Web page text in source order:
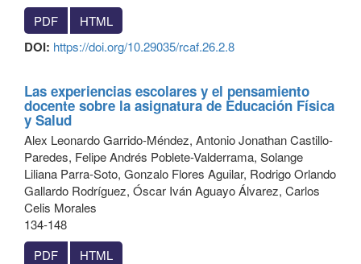
PDF
HTML
DOI: https://doi.org/10.29035/rcaf.26.2.8
Las experiencias escolares y el pensamiento
docente sobre la asignatura de Educación Física
y Salud
Alex Leonardo Garrido-Méndez, Antonio Jonathan Castillo-
Paredes, Felipe Andrés Poblete-Valderrama, Solange
Liliana Parra-Soto, Gonzalo Flores Aguilar, Rodrigo Orlando
Gallardo Rodríguez, Óscar Iván Aguayo Álvarez, Carlos
Celis Morales
134-148
PDF
HTML